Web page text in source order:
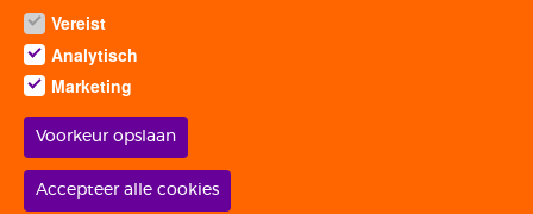
© 2026 traineeshipplaza.nl | Alle rechten voorbehouden.
Vereist
Analytisch
Marketing
Voorkeur opslaan
Accepteer alle cookies
Withdraw